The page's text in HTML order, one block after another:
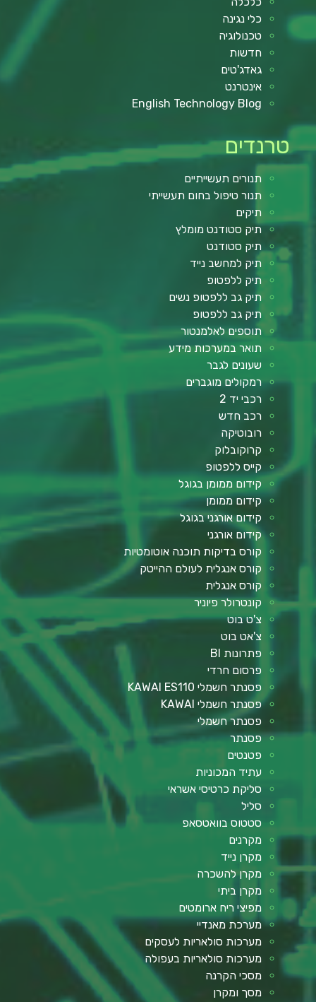
כלי נגינה
טכנולוגיה
חדשות
גאדג'טים
אינטרנט
English Technology Blog
טרנדים
תנורים תעשייתיים
תנור טיפול בחום תעשייתי
תיקים
תיק סטודנט מומלץ
תיק סטודנט
תיק למחשב נייד
תיק ללפטופ
תיק גב ללפטופ נשים
תיק גב ללפטופ
תוספים לאלמנטור
תואר במערכות מידע
שעונים לגבר
רמקולים מוגברים
רכבי יד 2
רכב חדש
רובוטיקה
קרוקובלוק
קייס ללפטופ
קידום ממומן בגוגל
קידום ממומן
קידום אורגני בגוגל
קידום אורגני
קורס בדיקות תוכנה אוטומטיות
קורס אנגלית לעולם ההייטק
קורס אנגלית
קונטרולר פיוניר
צ'ט בוט
צ'אט בוט
פתרונות BI
פרסום חרדי
פסנתר חשמלי KAWAI ES110
פסנתר חשמלי KAWAI
פסנתר חשמלי
פסנתר
פטנטים
עתיד המכוניות
סליקת כרטיסי אשראי
סליל
סטטוס בוואטסאפ
מקרנים
מקרן נייד
מקרן להשכרה
מקרן ביתי
מפיצי ריח ארומטים
מערכת מאנדיי
מערכות סולאריות לעסקים
מערכות סולאריות בעפולה
מסכי הקרנה
מסך ומקרן